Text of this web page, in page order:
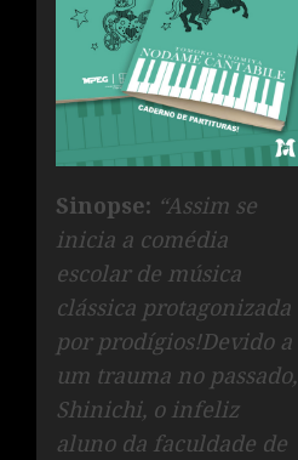
Sinopse: “Assim se
inicia a comédia
escolar de música
clássica protagonizada
por prodígios!Devido a
um trauma no passado,
Shinichi, o infeliz
aluno da faculdade de